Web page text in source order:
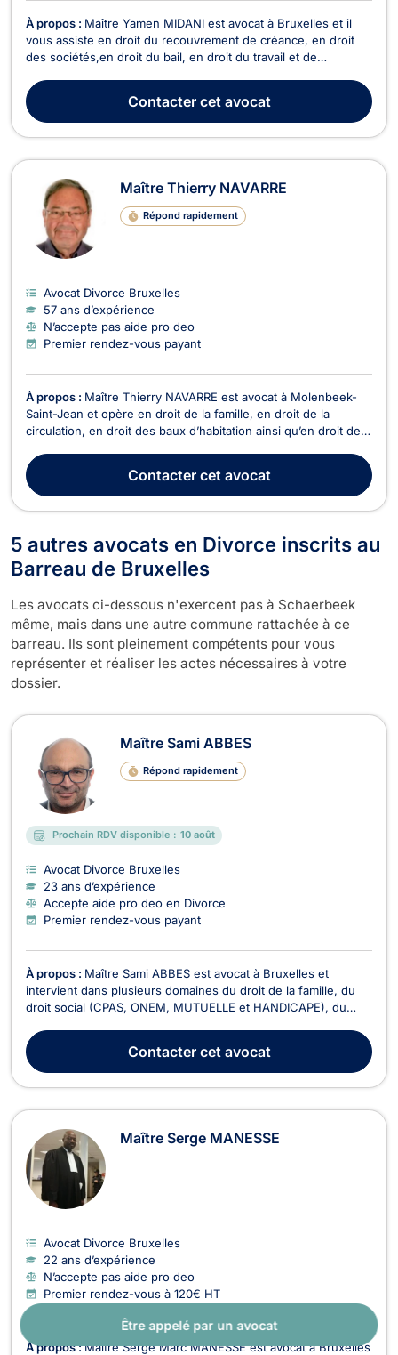
Être appelé par un avocat
À propos : Maître Yamen MIDANI est avocat à Bruxelles et il
vous assiste en droit du recouvrement de créance, en droit
des sociétés,en droit du bail, en droit du travail et de
et de la concurrence. Il peut vous recevoir ou vous conseiller
en appel/visioconférence. Pour ce...
Contactercet avocat
Maître Thierry NAVARRE
Répond rapidement
Avocat Divorce Bruxelles
57 ans d’expérience
N’accepte pas aide pro deo
Premier rendez-vous payant
À propos : Maître Thierry NAVARRE est avocat à Molenbeek-
Saint-Jean et opère en droit de la famille, en droit de la
circulation, en droit des baux d’habitation ainsi qu’en droit des
famille dans le cadre des problématiques relatives aux
divorces à l'amiable ou contentieux ou...
Contactercet avocat
5 autres avocats en Divorce inscrits au
Barreau de Bruxelles
Les avocats ci-dessous n'exercent pas à Schaerbeek
même, mais dans une autre commune rattachée à ce
barreau. Ils sont pleinement compétents pour vous
représenter et réaliser les actes nécessaires à votre
dossier.
Maître Sami ABBES
Répond rapidement
Prochain RDV disponible : 10 août
Avocat Divorce Bruxelles
23 ans d’expérience
Accepte aide pro deo en Divorce
Premier rendez-vous payant
À propos : Maître Sami ABBES est avocat à Bruxelles et
intervient dans plusieurs domaines du droit de la famille, du
droit social (CPAS, ONEM, MUTUELLE et HANDICAPE), du
accompagne dans la constitution des demandes de mariages,
des cohabitations légales, des séparations et ...
Contactercet avocat
Maître Serge MANESSE
Avocat Divorce Bruxelles
22 ans d’expérience
N’accepte pas aide pro deo
Premier rendez-vous à 120€ HT
À propos :Maître Serge Marc MANESSE est avocat à Bruxelles